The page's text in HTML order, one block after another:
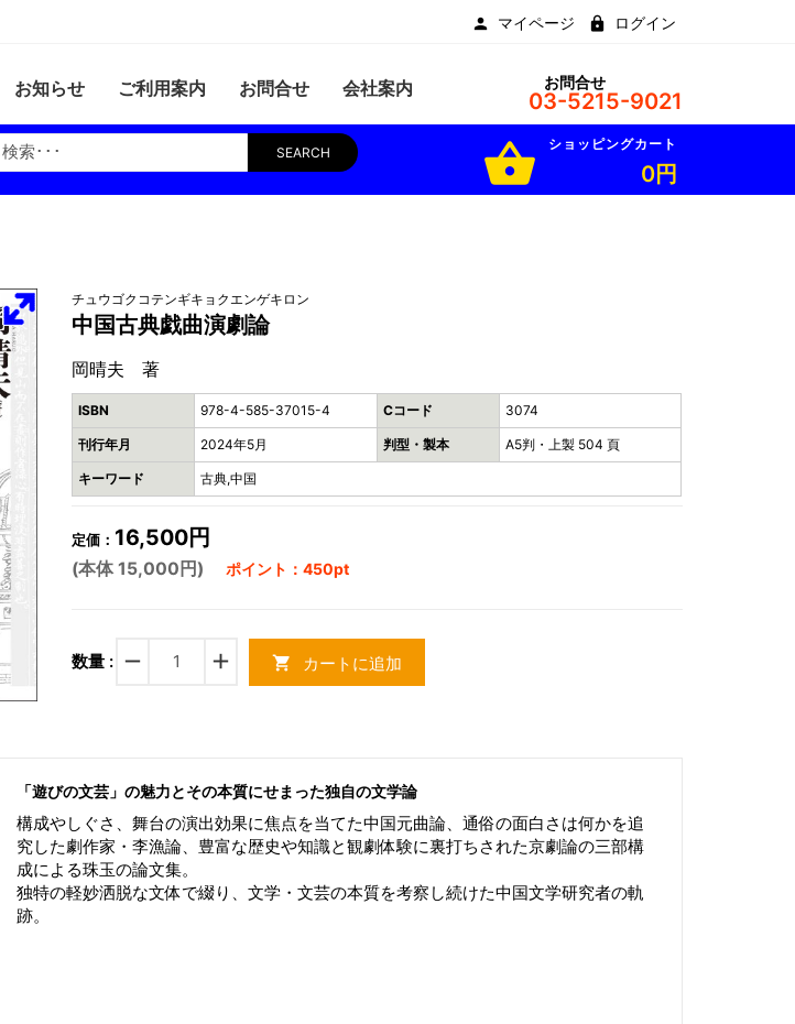
マイページ ログイン
お知らせ ご利用案内 お問合せ 会社案内 お問合せ
03-5215-9021
SEARCH shopping_basket ショッピングカート
0円
チュウゴクコテンギキョクエンゲキロン
中国古典戯曲演劇論
岡晴夫 著
ISBN 978-4-585-37015-4 Cコード 3074
刊行年月 2024年5月 判型・製本 A5判・上製 504 頁
キーワード 古典,中国
定価： 16,500円
(本体 15,000円) ポイント：450pt
数量 : remove add shopping_cart カートに追加
「遊びの文芸」の魅力とその本質にせまった独自の文学論
構成やしぐさ、舞台の演出効果に焦点を当てた中国元曲論、通俗の面白さは何かを追
究した劇作家・李漁論、豊富な歴史や知識と観劇体験に裏打ちされた京劇論の三部構
成による珠玉の論文集。
独特の軽妙洒脱な文体で綴り、文学・文芸の本質を考察し続けた中国文学研究者の軌
跡。